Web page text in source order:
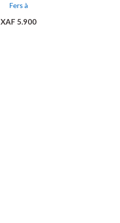
Fers à
électriques
XAF 5.900